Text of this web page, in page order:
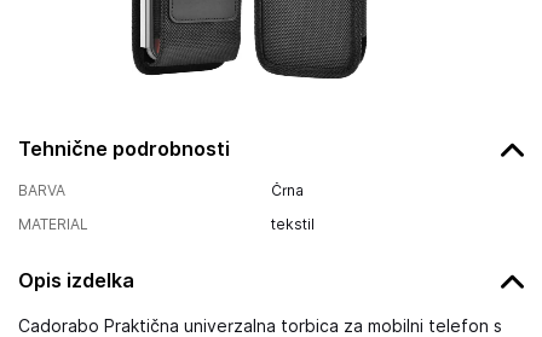
Tehnične podrobnosti
BARVA
Črna
MATERIAL
tekstil
Opis izdelka
Cadorabo Praktična univerzalna torbica za mobilni telefon s